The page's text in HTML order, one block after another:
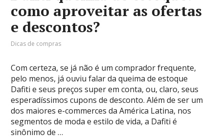
como aproveitar as ofertas
e descontos?
Dicas de compras
Com certeza, se já não é um comprador frequente,
pelo menos, já ouviu falar da queima de estoque
Dafiti e seus preços super em conta, ou, claro, seus
esperadíssimos cupons de desconto. Além de ser um
dos maiores e-commerces da América Latina, nos
segmentos de moda e estilo de vida, a Dafiti é
sinônimo de …